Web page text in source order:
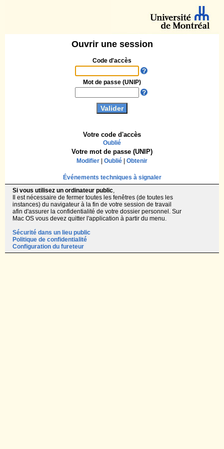
Ouvrir une session
Code d'accès
Votre code d'accès
Oublié
Mot de passe (UNIP)
Votre mot de passe (UNIP)
Modifier Oublié Obtenir
Événements techniques à signaler
Si vous utilisez un ordinateur public,
Il est nécessaire de fermer toutes les fenêtres (de toutes les
instances) du navigateur à la fin de votre session de travail
afin d'assurer la confidentialité de votre dossier personnel. Sur
Mac OS vous devez quitter l'application à partir du menu.
Sécurité dans un lieu public
Politique de confidentialité
Configuration du fureteur